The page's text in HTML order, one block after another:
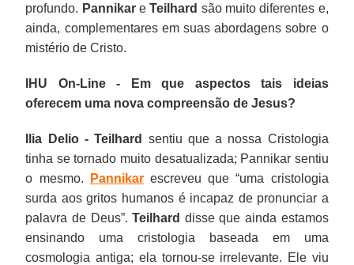
profundo. PannikareTeilhard são muito diferentes e,
ainda, complementares em suas abordagens sobre o
mistério de Cristo.
IHU On-Line - Em que aspectos tais ideias
oferecem uma nova compreensão de Jesus?
Ilia Delio - Teilhard
sentiu que a nossa Cristologia
tinha se tornado muito desatualizada; Pannikar sentiu
o mesmo.
Pannikarescreveu que “uma cristologia
surda aos gritos humanos é incapaz de pronunciar a
palavra de Deus”.Teilhard disse que ainda estamos
ensinando uma cristologia baseada em uma
cosmologia antiga; ela tornou-se irrelevante. Ele viu